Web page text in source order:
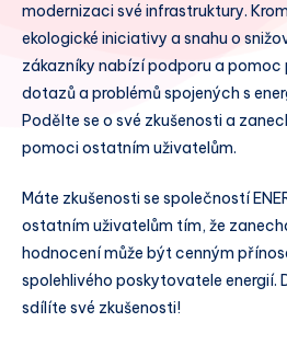
modernizaci své infrastruktury.
ekologické iniciativy a snahu o
zákazníky nabízí podporu a pomoc
dotazů a problémů spojených s
Podělte se o své zkušenosti a
pomoci ostatním uživatelům.
Máte zkušenosti se společností
ostatním uživatelům tím, že
hodnocení může být cenným
spolehlivého poskytovatele energií.
sdílíte své zkušenosti!